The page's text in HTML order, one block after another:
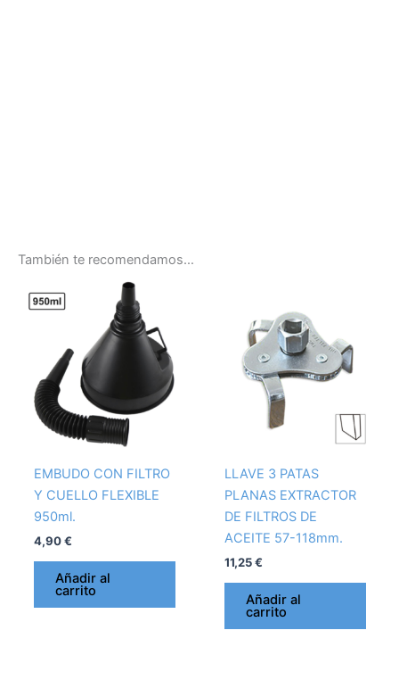
También te recomendamos…
EMBUDO CON FILTRO
Y CUELLO FLEXIBLE
950ml.
4,90€
Añadir al
carrito
LLAVE 3 PATAS
PLANAS EXTRACTOR
DE FILTROS DE
ACEITE 57-118mm.
11,25€
Añadir al
carrito